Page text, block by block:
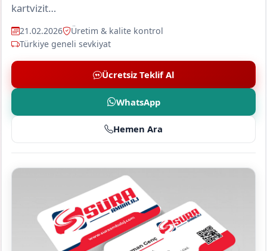
kartvizit…
21.02.2026
Üretim & kalite kontrol
Türkiye geneli sevkiyat
Ücretsiz Teklif Al
WhatsApp
Hemen Ara